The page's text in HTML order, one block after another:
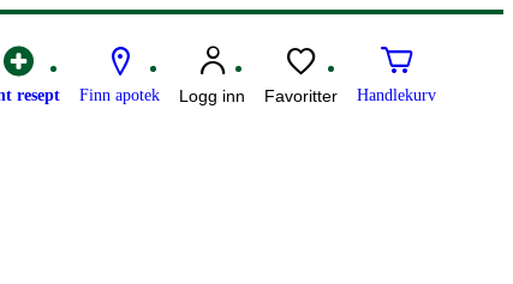
resept Finn apotek Logg inn Favoritter Handlekurv